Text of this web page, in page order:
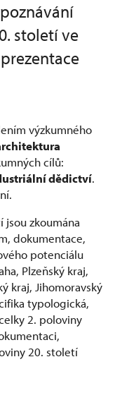
století ve
výzkumného
cílů:
dědictví.
zkoumána
dokumentace,
potenciálu
Plzeňský kraj,
kraj, Jihomoravský
typologická,
2. poloviny
20. století